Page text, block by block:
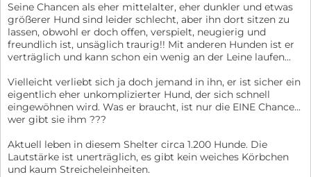
Seine Chancen als eher mittelalter, eher dunkler und etwas
größerer Hund sind leider schlecht, aber ihn dort sitzen zu
lassen, obwohl er doch offen, verspielt, neugierig und
freundlich ist, unsäglich traurig!! Mit anderen Hunden ist er
verträglich und kann schon ein wenig an der Leine laufen...
Vielleicht verliebt sich ja doch jemand in ihn, er ist sicher ein
eigentlich eher unkomplizierter Hund, der sich schnell
eingewöhnen wird. Was er braucht, ist nur die EINE Chance...
wer gibt sie ihm ???
Aktuell leben in diesem Shelter circa 1.200 Hunde. Die
Lautstärke ist unerträglich, es gibt kein weiches Körbchen
und kaum Streicheleinheiten.